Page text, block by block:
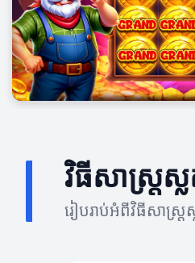
វិធីសាស្រ្តស្
រៀបរាប់អំពីវិធីសាស្រ្